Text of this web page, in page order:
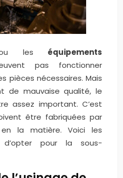
ou les équipements
pas fonctionner
pièces nécessaires. Mais
de mauvaise qualité, le
assez important. C’est
être fabriquées par
en la matière. Voici les
d’opter pour la sous-